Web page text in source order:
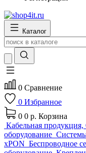
Каталог
0 Сравнение
0 Избранное
0 0 р. Корзина
Кабельная
оборудование
xPON Беспроводное